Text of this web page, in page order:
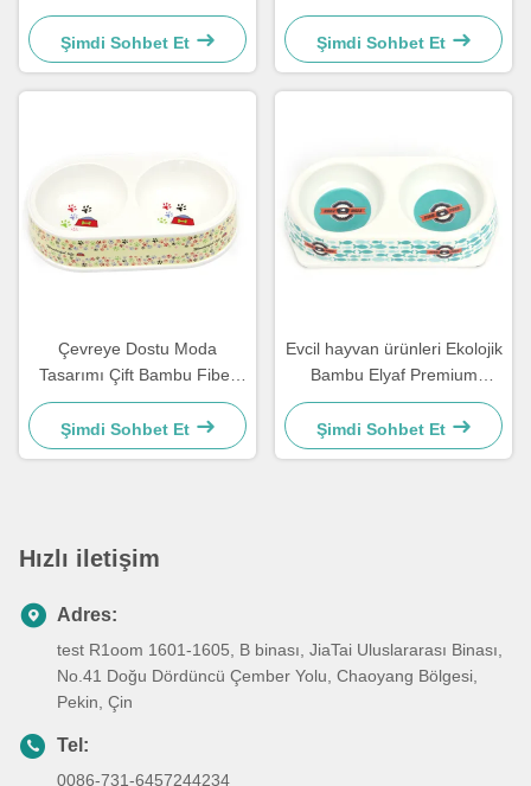
Kuşağı Kumaş
Şimdi Sohbet Et
taşınabilir evcil hayvan
kasesi
Şimdi Sohbet Et
Çevreye Dostu Moda
Tasarımı Çift Bambu Fiber
Pet Bowl
Şimdi Sohbet Et
Evcil hayvan ürünleri Ekolojik
Bambu Elyaf Premium
Köpek Çift Kasa
Şimdi Sohbet Et
Hızlı iletişim
Adres:
test R1oom 1601-1605, B binası, JiaTai Uluslararası Binası,
No.41 Doğu Dördüncü Çember Yolu, Chaoyang Bölgesi,
Pekin, Çin
Tel:
0086-731-6457244234